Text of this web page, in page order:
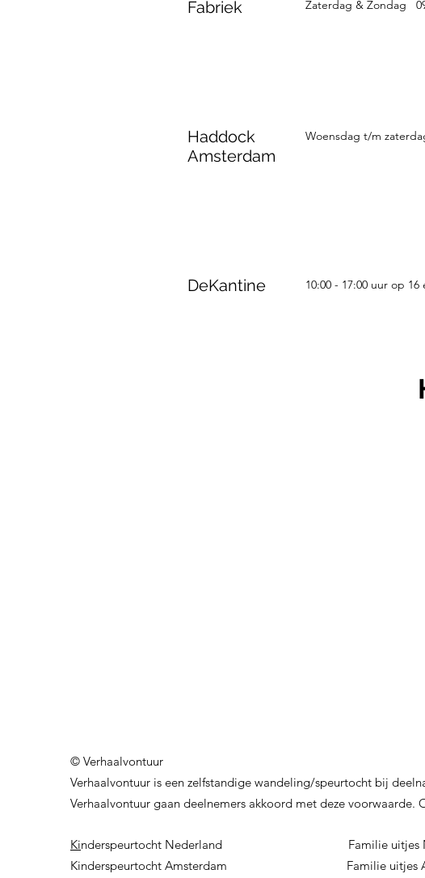
Fabriek
Zaterdag & Zondag
Haddock
Amsterdam
Woensdag t/m
DeKantine 10:00 - 17:00 uur op
© Verhaalvontuur
Verhaalvontuur is een zelfstandige wandeling/speurtocht bij
Verhaalvontuur gaan deelnemers akkoord met deze voorwaarde.
Kinderspeurtocht Nederland Familie uitjes
Kinderspeurtocht Amsterdam
Familie uitjes